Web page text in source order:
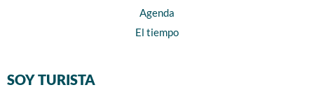
Agenda
El tiempo
SOY TURISTA